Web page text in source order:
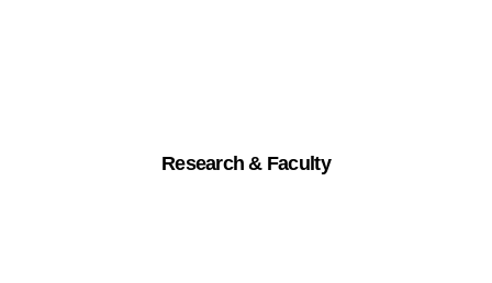
Research & Faculty